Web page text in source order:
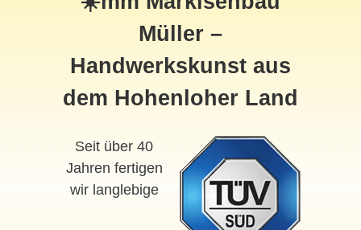
Müller –
Handwerkskunst aus
dem Hohenloher Land
Seit über 40
Jahren fertigen
wir langlebige